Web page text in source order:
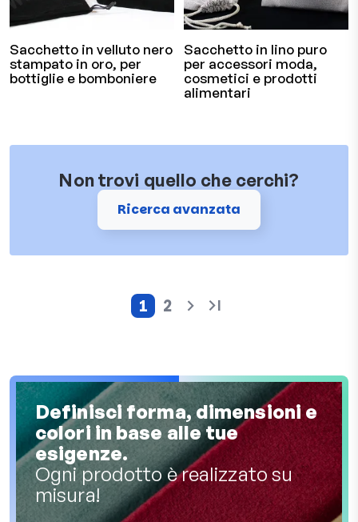
Sacchetto in velluto nero
stampato in oro, per
bottiglie e bomboniere
Sacchetto in lino puro
per accessori moda,
cosmetici e prodotti
alimentari
Non trovi quello che cerchi?
Ricerca avanzata
Pagina attuale
1 Pagina
2
Definisci forma, dimensioni e
colori in base alle tue
esigenze.
Ogni prodotto è realizzato su
misura!